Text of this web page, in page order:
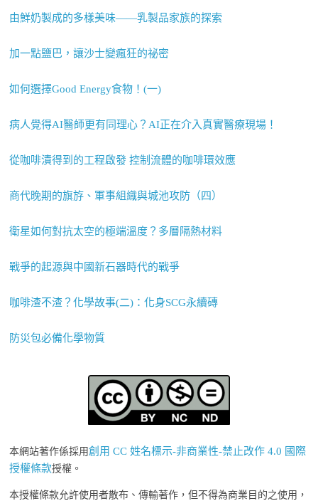
由鮮奶製成的多樣美味——乳製品家族的探索
加一點鹽巴，讓沙士變瘋狂的祕密
如何選擇Good Energy食物！(一)
病人覺得AI醫師更有同理心？AI正在介入真實醫療現場！
從咖啡漬得到的工程啟發 控制流體的咖啡環效應
商代晚期的旗斿、軍事組織與城池攻防（四）
衛星如何對抗太空的極端溫度？多層隔熱材料
戰爭的起源與中國新石器時代的戰爭
咖啡渣不渣？化學故事(二)：化身SCG永續磚
防災包必備化學物質
本網站著作係採用創用 CC 姓名標示-非商業性-禁止改作 4.0 國際
授權條款授權。
本授權條款允許使用者散布、傳輸著作，但不得為商業目的之使用，